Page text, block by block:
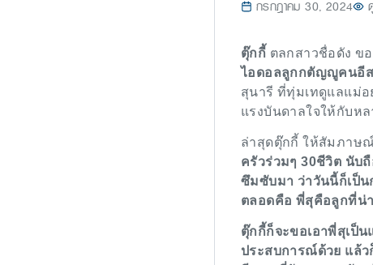
กรกฎาคม 30, 2024
ตุ๊กกี้ ตลกสาวชื่อดัง ข
ไอดอลลูกกตัญญูคนอี
สุนารี ที่ทุ่มเทดูแลแม่อ
แรงบันดาลใจให้กับห
ล่าสุดตุ๊กกี้ ให้สัมภาษ
ครัวร่วมๆ 30ชีวิต นับ
ซึมซับมา ว่าวันนี้ก็เป็น
ตลอดคือ พี่สุคือลูกที่น่
ตุ๊กกี้ก็จะขอเอาพี่สุเป็
ประสบการณ์ด้วย แล้